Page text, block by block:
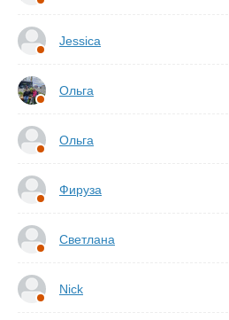
Jessica
Ольга
Ольга
Фируза
Светлана
Nick